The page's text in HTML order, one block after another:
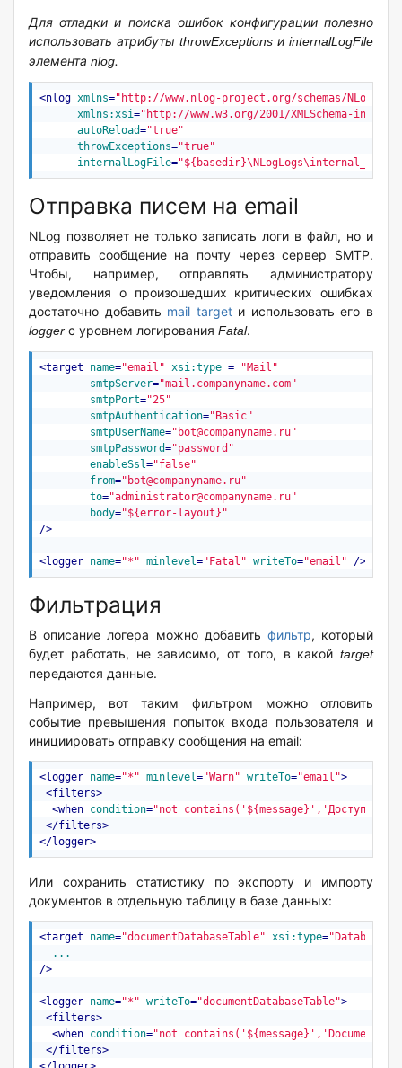
Для отладки и поиска ошибок конфигурации полезно
использовать атрибуты throwExceptions и internalLogFile
элемента nlog.
<nlog xmlns="http://www.nlog-project.org/schemas/
xmlns:xsi="http://www.w3.org/2001/XMLSchema-
autoReload="true"
throwExceptions="true"
internalLogFile=
Отправка писем на email
NLog позволяет не только записать логи в файл, но и
отправить сообщение на почту через сервер SMTP.
Чтобы, например, отправлять администратору
уведомления о произошедших критических ошибках
достаточно добавить mail targetи использовать его в
logger с уровнем логирования Fatal.
<target name="email" xsi:type =
"Mail"
smtpServer="mail.companyname.com"
smtpPort="25"
smtpAuthentication="Basic"
smtpUserName="bot@companyname.ru"
smtpPassword="password"
enableSsl="false"
from="bot@companyname.ru"
to="administrator@companyname.ru"
body="${error-layout}"
/>
<logger name="*" minlevel="Fatal" writeTo="email" />
Фильтрация
В описание логера можно добавить фильтр, который
будет работать, не зависимо, от того, в какой target
передаются данные.
Например, вот таким фильтром можно отловить
событие превышения попыток входа пользователя и
инициировать отправку сообщения на email:
<logger name="*" minlevel="Warn" writeTo="email">
<filters>
<when condition="not contains('${message}','Доступ
</filters>
</logger>
Или сохранить статистику по экспорту и импорту
документов в отдельную таблицу в базе данных:
<target name="documentDatabaseTable" xsi:type="Database"
...
/>
<logger name="*" writeTo="documentDatabaseTable">
<filters>
<when condition="not
</filters>